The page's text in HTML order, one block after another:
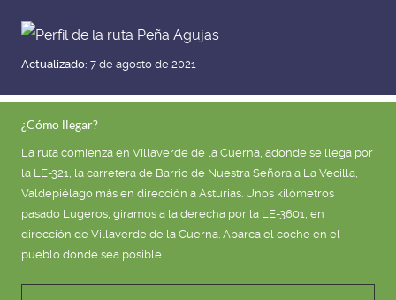
Actualizado: 7 de agosto de 2021
¿Cómo llegar?
La ruta comienza en Villaverde de la Cuerna, adonde se llega por
la LE-321, la carretera de Barrio de Nuestra Señora a La Vecilla,
Valdepiélago más en dirección a Asturias. Unos kilómetros
pasado Lugeros, giramos a la derecha por la LE-3601, en
dirección de Villaverde de la Cuerna. Aparca el coche en el
pueblo donde sea posible.